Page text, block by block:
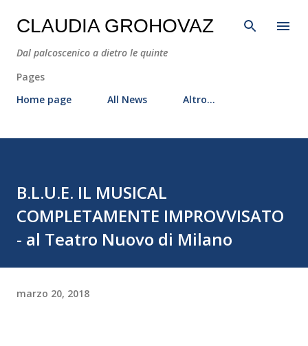
Passa ai contenuti principali
CLAUDIA GROHOVAZ
Dal palcoscenico a dietro le quinte
Pages
Home page
All News Altro…
B.L.U.E. IL MUSICAL
COMPLETAMENTE IMPROVVISATO
- al Teatro Nuovo di Milano
marzo 20, 2018